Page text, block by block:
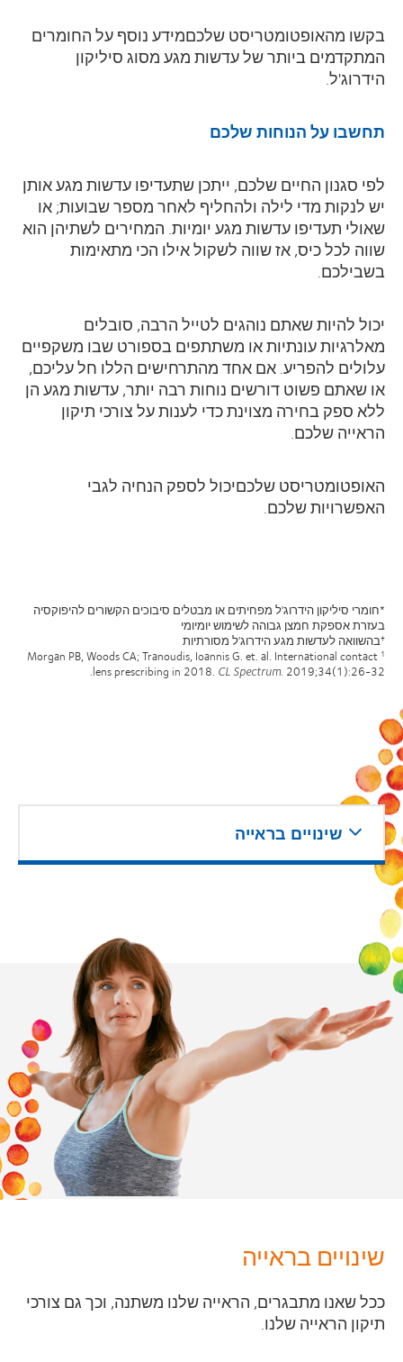
בקשו מהאופטומטריסט שלכםמידע נוסף על החומרים
המתקדמים ביותר של עדשות מגע מסוג סיליקון
הידרוג'ל.
תחשבו על הנוחות שלכם
לפי סגנון החיים שלכם, ייתכן שתעדיפו עדשות מגע אותן
יש לנקות מדי לילה ולהחליף לאחר מספר שבועות; או
שאולי תעדיפו עדשות מגע יומיות. המחירים לשתיהן הוא
שווה לכל כיס, אז שווה לשקול אילו הכי מתאימות
בשבילכם.
יכול להיות שאתם נוהגים לטייל הרבה, סובלים
מאלרגיות עונתיות או משתתפים בספורט שבו משקפיים
עלולים להפריע. אם אחד מהתרחישים הללו חל עליכם,
או שאתם פשוט דורשים נוחות רבה יותר, עדשות מגע הן
ללא ספק בחירה מצוינת כדי לענות על צורכי תיקון
הראייה שלכם.
האופטומטריסט שלכםיכול לספק הנחיה לגבי
האפשרויות שלכם.
*חומרי סיליקון הידרוג'ל מפחיתים או מבטלים סיבוכים הקשורים להיפוקסיה
בעזרת אספקת חמצן גבוהה לשימוש יומיומי
†בהשוואה לעדשות מגע הידרוג'ל מסורתיות
1
Morgan PB, Woods CA; Tranoudis, Ioannis G. et. al. International contact
lens prescribing in 2018. CL Spectrum. 2019;34(1):26-32
.
שינויים בראייה
שינויים בראייה
ככל שאנו מתבגרים, הראייה שלנו משתנה, וכך גם צורכי
תיקון הראייה שלנו.